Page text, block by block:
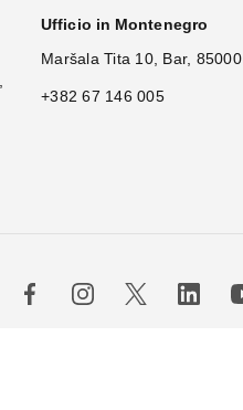
Ufficio in Montenegro
Maršala Tita 10, Bar, 85000
+382 67 146 005